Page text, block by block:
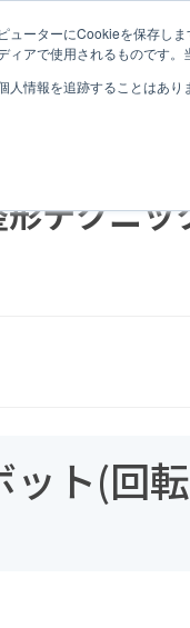
ューターにCookieを保存し
アで使用されるものです
人情報を追跡することはあ
テクニッ
ト(回